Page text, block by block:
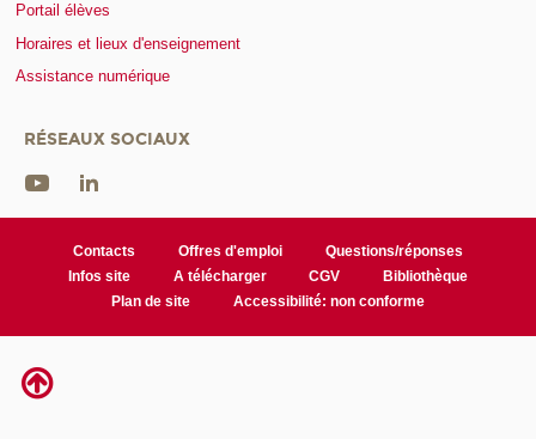
Portail élèves
Horaires et lieux d'enseignement
Assistance numérique
RÉSEAUX SOCIAUX
Contacts Offres d'emploi
Questions/réponses
Infos site
A télécharger CGV
Bibliothèque
Plan de site
Accessibilité: non conforme